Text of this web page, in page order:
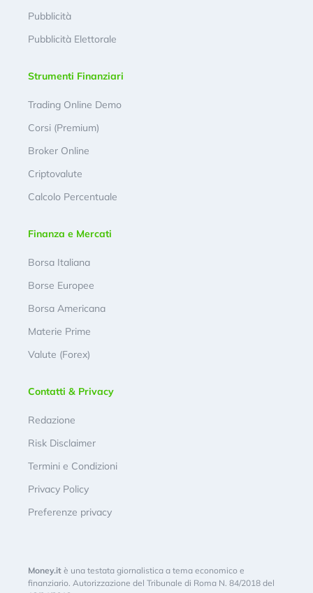
Pubblicità
Pubblicità Elettorale
Strumenti Finanziari
Trading Online Demo
Corsi (Premium)
Broker Online
Criptovalute
Calcolo Percentuale
Finanza e Mercati
Borsa Italiana
Borse Europee
Borsa Americana
Materie Prime
Valute (Forex)
Contatti & Privacy
Redazione
Risk Disclaimer
Termini e Condizioni
Privacy Policy
Preferenze privacy
Money.it è una testata giornalistica a tema economico e
finanziario. Autorizzazione del Tribunale di Roma N. 84/2018 del